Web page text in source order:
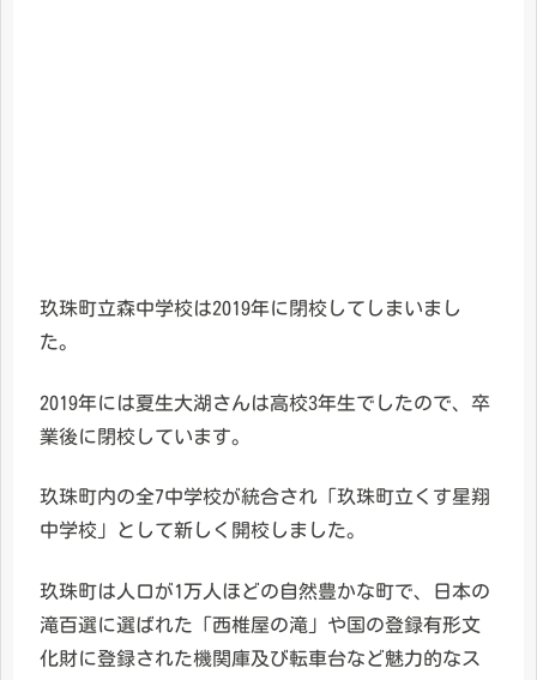
玖珠町立森中学校は2019年に閉校してしまいまし
た。
2019年には夏生大湖さんは高校3年生でしたので、卒
業後に閉校しています。
玖珠町内の全7中学校が統合され「玖珠町立くす星翔
中学校」として新しく開校しました。
玖珠町は人口が1万人ほどの自然豊かな町で、日本の
滝百選に選ばれた「西椎屋の滝」や国の登録有形文
化財に登録された機関庫及び転車台など魅力的なス